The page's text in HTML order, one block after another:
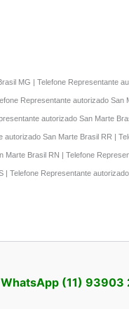
MG | Telefone Representante
Representante autorizado San
autorizado San Marte
San Marte Brasil RR |
Marte Brasil RN | Telefone
| Telefone Representante
WhatsApp (11) 93903